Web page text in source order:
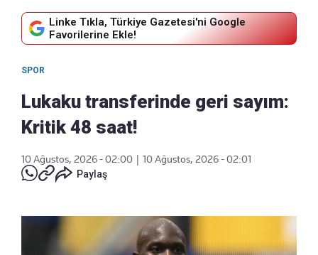
Linke Tıkla, Türkiye Gazetesi'ni Google
Favorilerine Ekle!
SPOR
Lukaku transferinde geri sayım:
Kritik 48 saat!
10 Ağustos, 2026 - 02:00
10 Ağustos, 2026 - 02:01
Paylaş